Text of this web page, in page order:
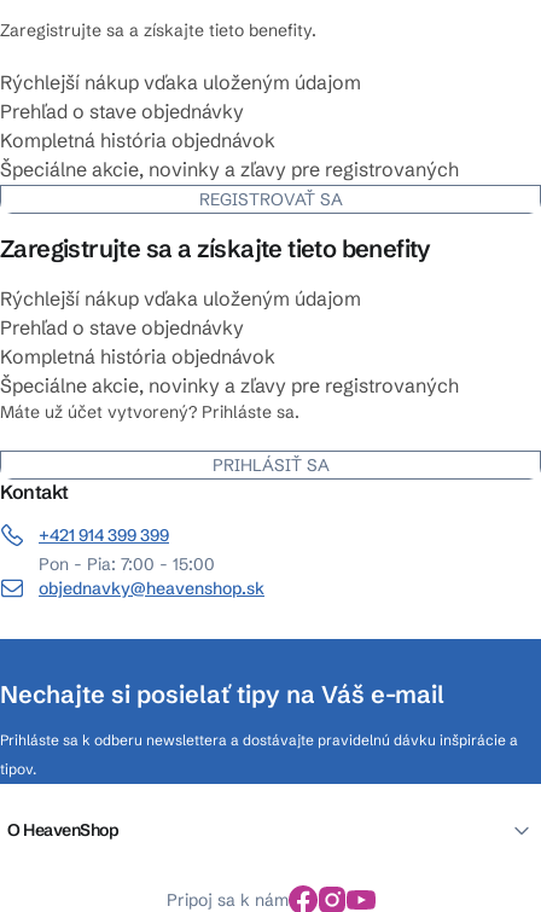
Zaregistrujte sa a získajte tieto benefity.
Rýchlejší nákup vďaka uloženým údajom
Prehľad o stave objednávky
Kompletná história objednávok
Špeciálne akcie, novinky a zľavy pre registrovaných
REGISTROVAŤ SA
Zaregistrujte sa a získajte tieto benefity
Rýchlejší nákup vďaka uloženým údajom
Prehľad o stave objednávky
Kompletná história objednávok
Špeciálne akcie, novinky a zľavy pre registrovaných
Máte už účet vytvorený? Prihláste sa.
PRIHLÁSIŤ SA
Kontakt
+421 914 399 399
Pon - Pia: 7:00 - 15:00
objednavky@heavenshop.sk
Nechajte si posielať tipy na Váš e-mail
Prihláste sa k odberu newslettera a dostávajte pravidelnú dávku inšpirácie a
tipov.
O HeavenShop
Pripoj sa k nám